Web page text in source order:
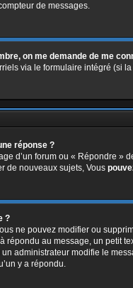
de messages.
on me demande de me
via le formulaire intégré (si
réponse ?
d’un forum ou « Répondre »
de nouveaux sujets, Vous
?
ne pouvez modifier ou
répondu au message, un petit
administrateur modifie le
y a répondu.